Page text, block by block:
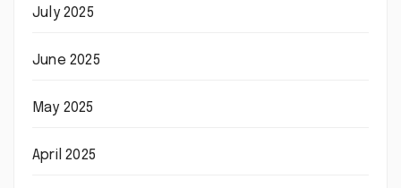
July 2025
June 2025
May 2025
April 2025